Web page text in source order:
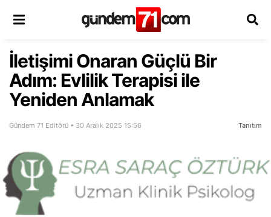
İletişimi Onaran Güçlü Bir
Adım: Evlilik Terapisi ile
Yeniden Anlamak
Gündem 71 Editörü • 30 Aralık 2025 15:56 Tanıtım